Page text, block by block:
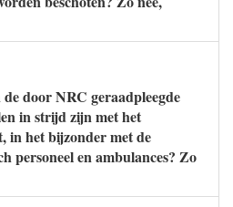
door NRC geraadpleegde
in strijd zijn met het
in het bijzonder met de
personeel en ambulances? Zo